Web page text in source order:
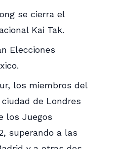
se cierra el
Kai Tak.
Elecciones
los miembros del
de Londres
los Juegos
superando a las